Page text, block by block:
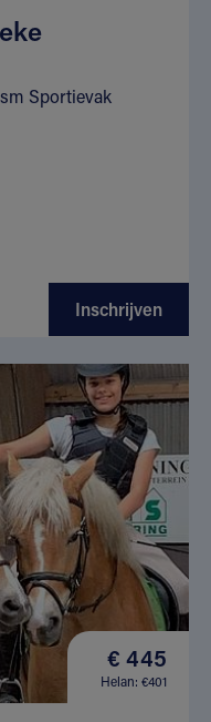
Sportievak
Inschrijven
€ 445
Helan: €401